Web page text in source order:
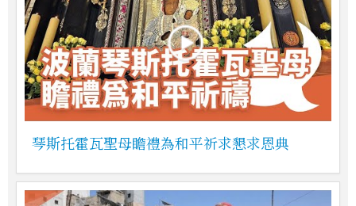
琴斯托霍瓦聖母瞻禮為和平祈求懇求恩典